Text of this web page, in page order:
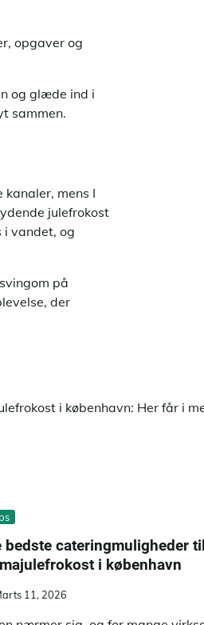
opgaver og
og glæde ind i
sammen.
mens I
julefrokost
i vandet, og
på
der
i københavn: Her får i
bedste cateringmuligheder til
i københavn
11, 2026